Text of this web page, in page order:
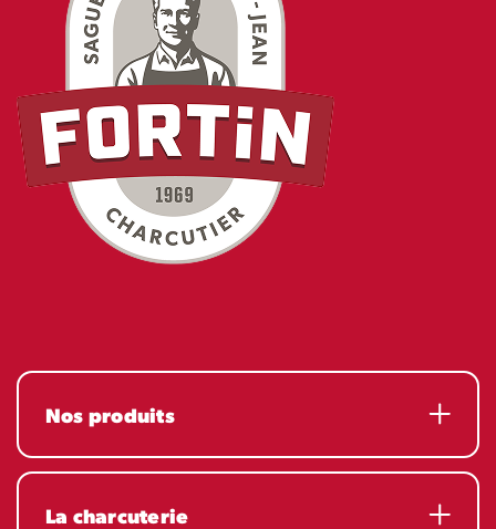
Nos produits
La charcuterie